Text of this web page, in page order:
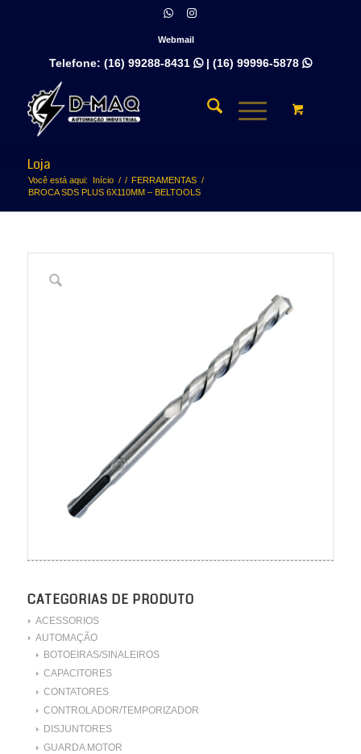
Webmail
Telefone: (16) 99288-8431 | (16) 99996-5878 
Loja
Você está aqui: Início / / FERRAMENTAS /
BROCA SDS PLUS 6X110MM – BELTOOLS
CATEGORIAS DE PRODUTO
ACESSORIOS
AUTOMAÇÃO
BOTOEIRAS/SINALEIROS
CAPACITORES
CONTATORES
CONTROLADOR/TEMPORIZADOR
DISJUNTORES
GUARDA MOTOR